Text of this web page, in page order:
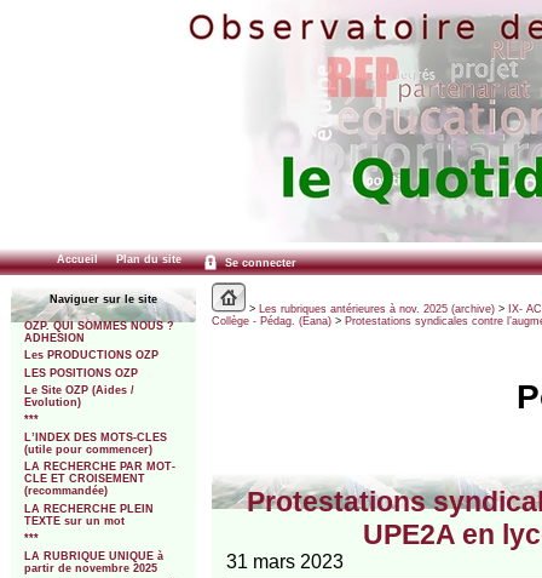
Accueil Plan du site Se connecter
Naviguer sur le site
OZP. QUI SOMMES NOUS ?
ADHESION
Les PRODUCTIONS OZP
LES POSITIONS OZP
Le Site OZP (Aides /
Evolution)
***
L’INDEX DES MOTS-CLES
(utile pour commencer)
LA RECHERCHE PAR MOT-
CLE ET CROISEMENT
(recommandée)
LA RECHERCHE PLEIN
TEXTE sur un mot
***
LA RUBRIQUE UNIQUE à
partir de novembre 2025
> Les rubriques antérieures à nov. 2025 (archive)> IX-
Collège - Pédag. (Eana)> Protestations syndicales contre
Protestations
UPE2A en
31 mars 2023